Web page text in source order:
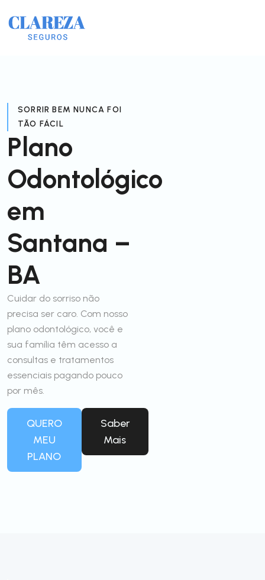
SORRIR BEM NUNCA FOI
TÃO FÁCIL
Plano
Odontológico
em
Santana –
BA
Cuidar do sorriso não
precisa ser caro. Com nosso
plano odontológico, você e
sua família têm acesso a
consultas e tratamentos
essenciais pagando pouco
por mês.
QUERO
MEU
PLANO
Saber
Mais